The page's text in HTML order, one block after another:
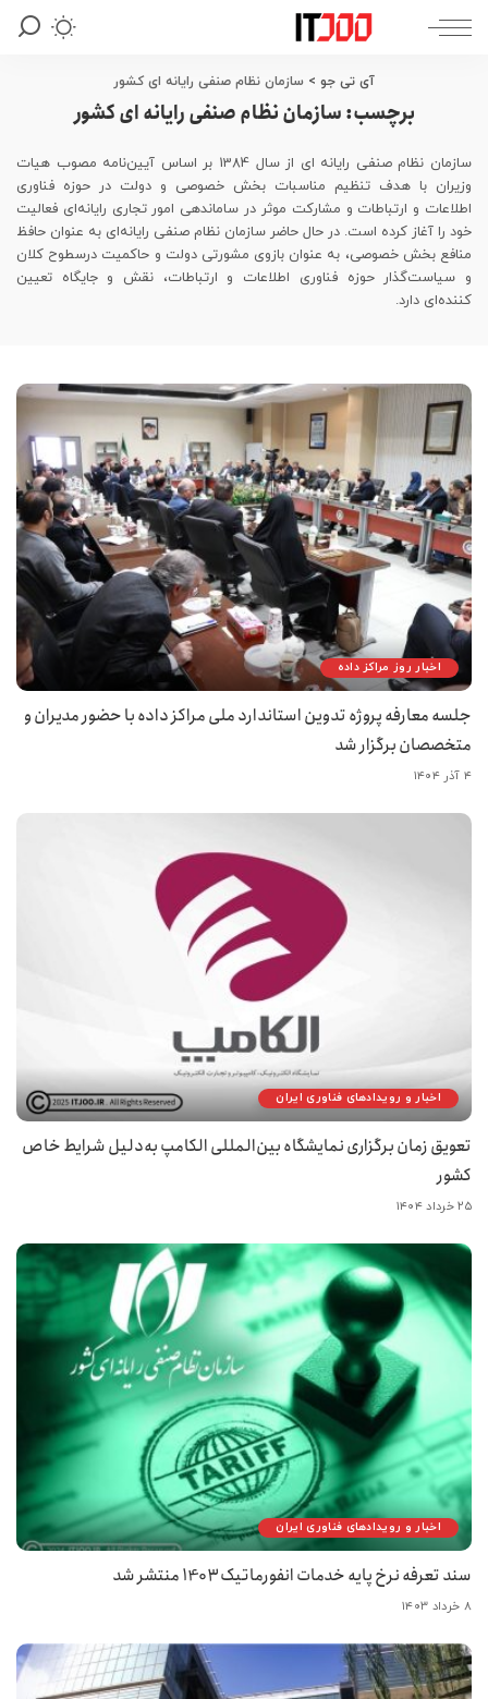
آی تی جو > سازمان نظام صنفی رایانه ای کشور
برچسب:سازمان نظام صنفی رایانه ای کشور
سازمان نظام صنفی رایانه ای از سال 1384 بر اساس آیین‌نامه مصوب هیات
وزیران با هدف تنظیم مناسبات بخش خصوصی و دولت در حوزه فناوری
اطلاعات و ارتباطات و مشارکت موثر در ساماندهی امور تجاری رایانه‌ای فعالیت
خود را آغاز کرده است. در حال حاضر سازمان نظام صنفی رایانه‌ای به عنوان حافظ
منافع بخش خصوصی، به عنوان بازوی مشورتی دولت و حاکمیت درسطوح کلان
و سیاست‌گذار حوزه فناوری اطلاعات و ارتباطات، نقش و جایگاه تعیین
کننده‌ای دارد.
اخبار روز مراکز داده
جلسه معارفه پروژه تدوین استاندارد ملی مراکز داده با حضور مدیران و
متخصصان برگزار شد
۴ آذر ۱۴۰۴
اخبار و رویدادهای فناوری ایران
تعویق زمان برگزاری نمایشگاه بین‌المللی الکامپ به‌دلیل شرایط خاص
کشور
۲۵ خرداد ۱۴۰۴
اخبار و رویدادهای فناوری ایران
سند تعرفه نرخ پایه خدمات انفورماتیک 1403 منتشر شد
۸ خرداد ۱۴۰۳